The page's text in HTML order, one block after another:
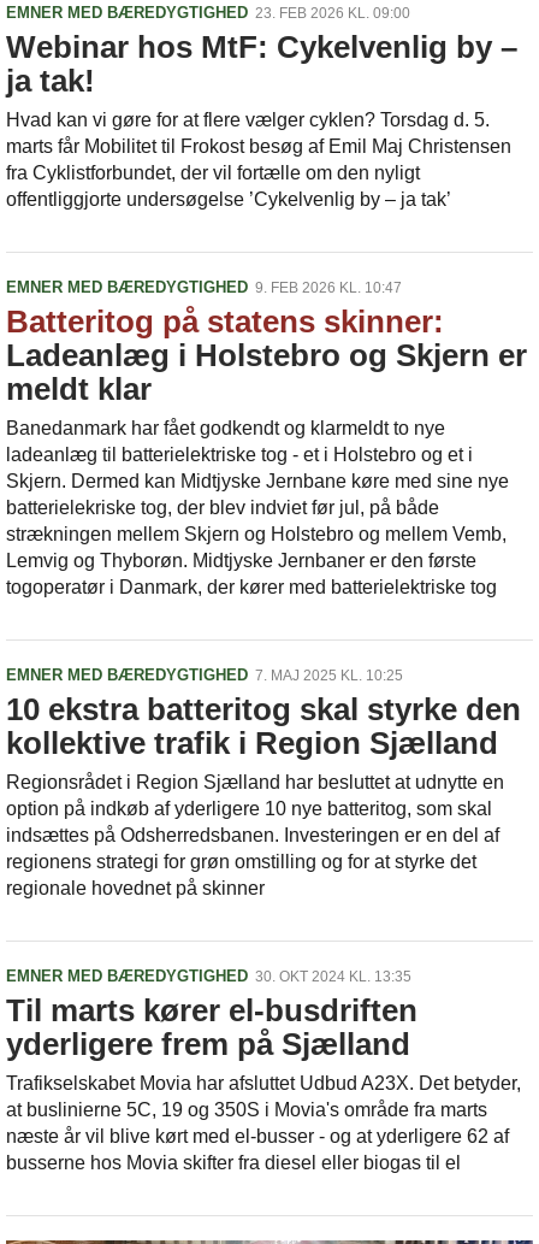
EMNER MED BÆREDYGTIGHED 23. FEB 2026 KL. 09:00
Webinar hos MtF: Cykelvenlig by –
ja tak!
Hvad kan vi gøre for at flere vælger cyklen? Torsdag d. 5.
marts får Mobilitet til Frokost besøg af Emil Maj Christensen
fra Cyklistforbundet, der vil fortælle om den nyligt
offentliggjorte undersøgelse ’Cykelvenlig by – ja tak’
EMNER MED BÆREDYGTIGHED 9. FEB 2026 KL. 10:47
Batteritog på statens skinner:
Ladeanlæg i Holstebro og Skjern er
meldt klar
Banedanmark har fået godkendt og klarmeldt to nye
ladeanlæg til batterielektriske tog - et i Holstebro og et i
Skjern. Dermed kan Midtjyske Jernbane køre med sine nye
batterielekriske tog, der blev indviet før jul, på både
strækningen mellem Skjern og Holstebro og mellem Vemb,
Lemvig og Thyborøn. Midtjyske Jernbaner er den første
togoperatør i Danmark, der kører med batterielektriske tog
EMNER MED BÆREDYGTIGHED 7. MAJ 2025 KL. 10:25
10 ekstra batteritog skal styrke den
kollektive trafik i Region Sjælland
Regionsrådet i Region Sjælland har besluttet at udnytte en
option på indkøb af yderligere 10 nye batteritog, som skal
indsættes på Odsherredsbanen. Investeringen er en del af
regionens strategi for grøn omstilling og for at styrke det
regionale hovednet på skinner
EMNER MED BÆREDYGTIGHED 30. OKT 2024 KL. 13:35
Til marts kører el-busdriften
yderligere frem på Sjælland
Trafikselskabet Movia har afsluttet Udbud A23X. Det betyder,
at buslinierne 5C, 19 og 350S i Movia's område fra marts
næste år vil blive kørt med el-busser - og at yderligere 62 af
busserne hos Movia skifter fra diesel eller biogas til el